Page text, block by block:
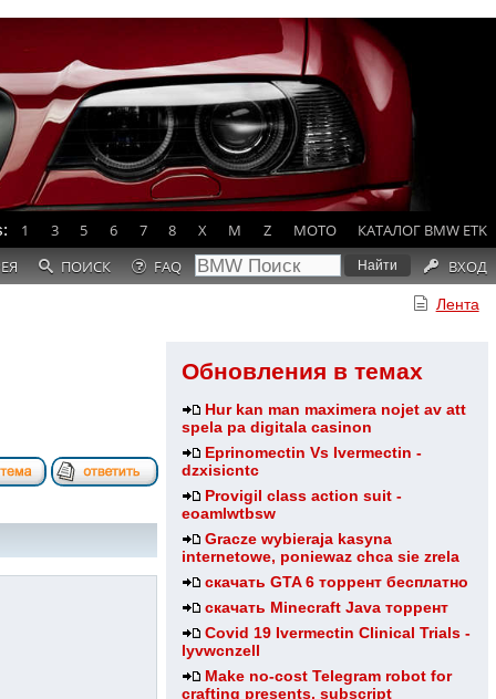
1 3 5 6 7 8 X M Z MOTO
КАТАЛОГ BMW ETK
ПОИСК FAQ ВХОД
Лента
Обновления в темах
Hur kan man maximera nojet av att
spela pa digitala casinon
Eprinomectin Vs Ivermectin -
dzxisicntc
Provigil class action suit -
eoamlwtbsw
Gracze wybieraja kasyna
internetowe, poniewaz chca sie zrela
скачать GTA 6 торрент бесплатно
скачать Minecraft Java торрент
Covid 19 Ivermectin Clinical Trials -
lyvwcnzell
Make no-cost Telegram robot for
crafting presents, subscript